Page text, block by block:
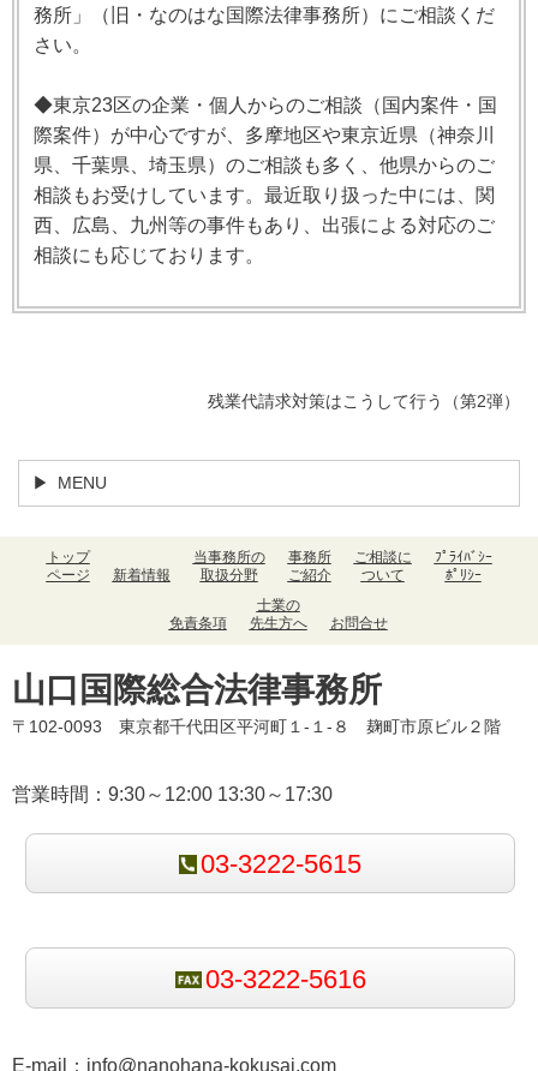
務所」（旧・なのはな国際法律事務所）にご相談くだ
さい。
◆東京23区の企業・個人からのご相談（国内案件・国
際案件）が中心ですが、多摩地区や東京近県（神奈川
県、千葉県、埼玉県）のご相談も多く、他県からのご
相談もお受けしています。最近取り扱った中には、関
西、広島、九州等の事件もあり、出張による対応のご
相談にも応じております。
残業代請求対策はこうして行う（第2弾）
MENU
トップ
ページ
新着情報
当事務所の
取扱分野
事務所
ご紹介
ご相談に
ついて
ﾌﾟﾗｲﾊﾞｼｰ
ﾎﾟﾘｼｰ
免責条項
士業の
先生方へ
お問合せ
山口国際総合法律事務所
〒102-0093 東京都千代田区平河町１-１-８ 麹町市原ビル２階
営業時間：9:30～12:00 13:30～17:30
03-3222-5615
03-3222-5616
E-mail： info@nanohana-kokusai.com